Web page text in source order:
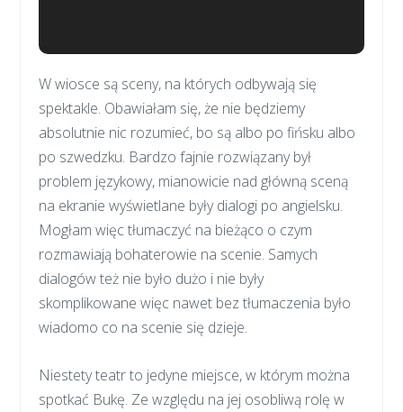
W wiosce są sceny, na których odbywają się
spektakle. Obawiałam się, że nie będziemy
absolutnie nic rozumieć, bo są albo po fińsku albo
po szwedzku. Bardzo fajnie rozwiązany był
problem językowy, mianowicie nad główną sceną
na ekranie wyświetlane były dialogi po angielsku.
Mogłam więc tłumaczyć na bieżąco o czym
rozmawiają bohaterowie na scenie. Samych
dialogów też nie było dużo i nie były
skomplikowane więc nawet bez tłumaczenia było
wiadomo co na scenie się dzieje.
Niestety teatr to jedyne miejsce, w którym można
spotkać Bukę. Ze względu na jej osobliwą rolę w